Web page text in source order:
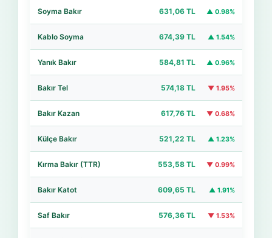
Soyma Bakır 631,06 TL ▲ 0.98%
Kablo Soyma 674,39 TL ▲ 1.54%
Yanık Bakır 584,81 TL ▲ 0.96%
Bakır Tel 574,18 TL ▼ 1.95%
Bakır Kazan 617,76 TL ▼ 0.68%
Külçe Bakır 521,22 TL ▲ 1.23%
Kırma Bakır (TTR) 553,58 TL ▼ 0.99%
Bakır Katot 609,65 TL ▲ 1.91%
Saf Bakır 576,36 TL ▼ 1.53%